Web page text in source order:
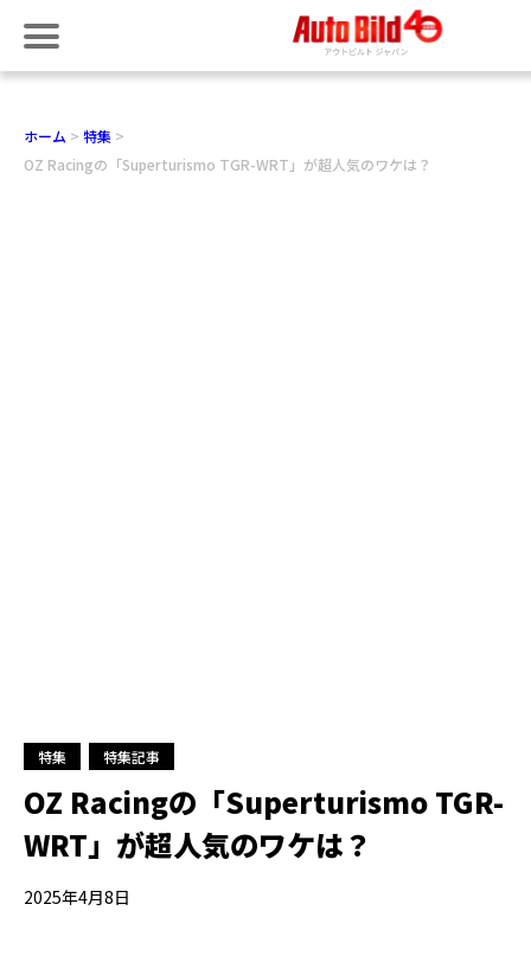
ホーム
特集
OZ Racingの「Superturismo TGR-WRT」が超人気のワケは？
特集 特集記事
OZ Racingの「Superturismo TGR-
WRT」が超人気のワケは？
2025年4月8日